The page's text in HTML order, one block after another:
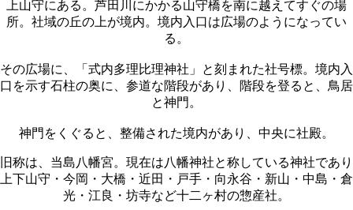
上山守にある。芦田川にかかる山守橋を南に越えてすぐの場
所。社域の丘の上が境内。境内入口は広場のようになってい
る。
その広場に、「式内多理比理神社」と刻まれた社号標。境内入
口を示す石柱の奥に、参道な階段があり、階段を登ると、鳥居
と神門。
神門をくぐると、整備された境内があり、中央に社殿。
旧称は、当島八幡宮。現在は八幡神社と称している神社であり
上下山守・今岡・大橋・近田・戸手・向永谷・新山・中島・倉
光・江良・坊寺など十二ヶ村の惣産社。